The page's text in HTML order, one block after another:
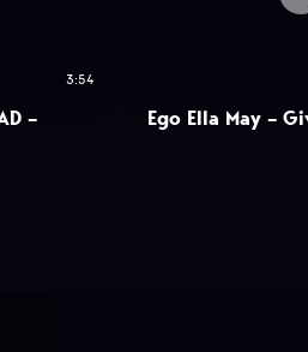
3:54
–
Ego Ella May –